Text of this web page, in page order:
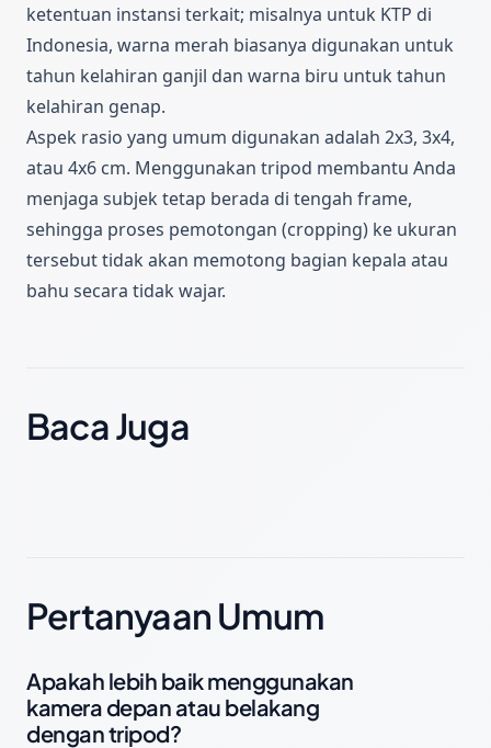
ketentuan instansi terkait; misalnya untuk KTP di
Indonesia, warna merah biasanya digunakan untuk
tahun kelahiran ganjil dan warna biru untuk tahun
kelahiran genap.
Aspek rasio yang umum digunakan adalah 2x3, 3x4,
atau 4x6 cm. Menggunakan tripod membantu Anda
menjaga subjek tetap berada di tengah frame,
sehingga proses pemotongan (cropping) ke ukuran
tersebut tidak akan memotong bagian kepala atau
bahu secara tidak wajar.
Baca Juga
Pertanyaan Umum
Apakah lebih baik menggunakan
kamera depan atau belakang
dengan tripod?